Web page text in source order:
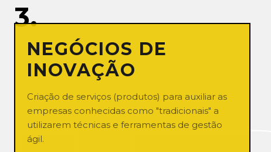
3.
NEGÓCIOS DE
INOVAÇÃO
Criação de serviços (produtos) para auxiliar as
empresas conhecidas como "tradicionais" a
utilizarem técnicas e ferramentas de gestão
ágil.